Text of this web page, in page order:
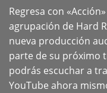
Regresa con
agrupación de Hard
nueva producción
parte de su próximo
podrás escuchar a
YouTube ahora